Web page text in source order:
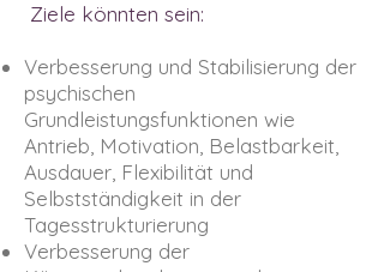
Ziele könnten sein:
Verbesserung und Stabilisierung der
psychischen
Grundleistungsfunktionen wie
Antrieb, Motivation, Belastbarkeit,
Ausdauer, Flexibilität und
Selbstständigkeit in der
Tagesstrukturierung
Verbesserung der